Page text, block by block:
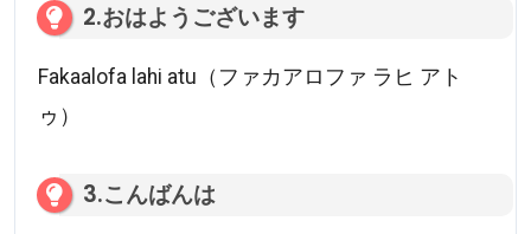
2.おはようございます
Fakaalofa lahi atu（ファカアロファ ラヒ アト
ゥ）
3.こんばんは